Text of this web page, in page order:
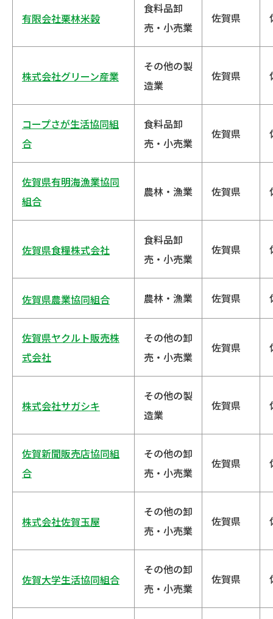
有限会社栗林米穀
食料品卸
売・小売業
佐賀県
株式会社グリーン産業
その他の製
造業
佐賀県
コープさが生活協同組
合
食料品卸
売・小売業
佐賀県
佐賀県有明海漁業協同
組合
農林・漁業 佐賀県
佐賀県食糧株式会社
食料品卸
売・小売業
佐賀県
佐賀県農業協同組合 農林・漁業 佐賀県
佐賀県ヤクルト販売株
式会社
その他の卸
売・小売業
佐賀県
株式会社サガシキ
その他の製
造業
佐賀県
佐賀新聞販売店協同組
合
その他の卸
売・小売業
佐賀県
株式会社佐賀玉屋
その他の卸
売・小売業
佐賀県
佐賀大学生活協同組合
その他の卸
売・小売業
佐賀県